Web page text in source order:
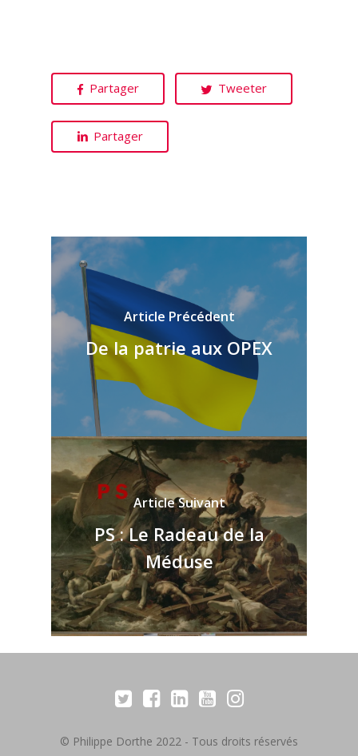
Partager Tweeter
Partager
Article Précédent
De la patrie aux OPEX
Article Suivant
PS : Le Radeau de la
Méduse
© Philippe Dorthe 2022 - Tous droits réservés